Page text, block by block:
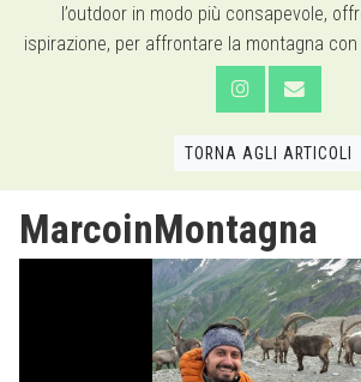
l’outdoor in modo più consapevole,
ispirazione, per affrontare la montagna
TORNA AGLI ARTICOLI
MarcoinMontagna